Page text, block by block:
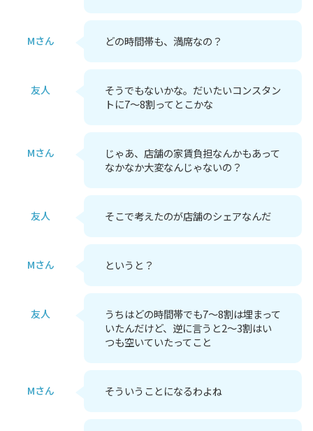
Mさん どの時間帯も、満席なの？
友人
そうでもないかな。だいたいコンスタン
トに7～8割ってとこかな
Mさん
じゃあ、店舗の家賃負担なんかもあって
なかなか大変なんじゃないの？
友人 そこで考えたのが店舗のシェアなんだ
Mさん というと？
友人
うちはどの時間帯でも7～8割は埋まって
いたんだけど、逆に言うと2～3割はい
つも空いていたってこと
Mさん そういうことになるわよね